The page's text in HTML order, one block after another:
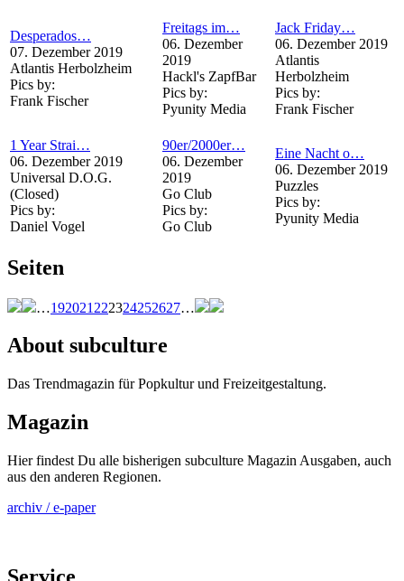
Desperados…
07. Dezember 2019
Atlantis Herbolzheim
Pics by:
Frank Fischer
Freitags im…
06. Dezember
2019
Hackl's ZapfBar
Pics by:
Pyunity Media
Jack Friday…
06. Dezember 2019
Atlantis
Herbolzheim
Pics by:
Frank Fischer
1 Year Strai…
06. Dezember 2019
Universal D.O.G.
(Closed)
Pics by:
Daniel Vogel
90er/2000er…
06. Dezember
2019
Go Club
Pics by:
Go Club
Eine Nacht o…
06. Dezember 2019
Puzzles
Pics by:
Pyunity Media
Seiten
…192021 222324252627…
About subculture
Das Trendmagazin für Popkultur und Freizeitgestaltung.
Magazin
Hier findest Du alle bisherigen subculture Magazin Ausgaben, auch
aus den anderen Regionen.
archiv / e-paper